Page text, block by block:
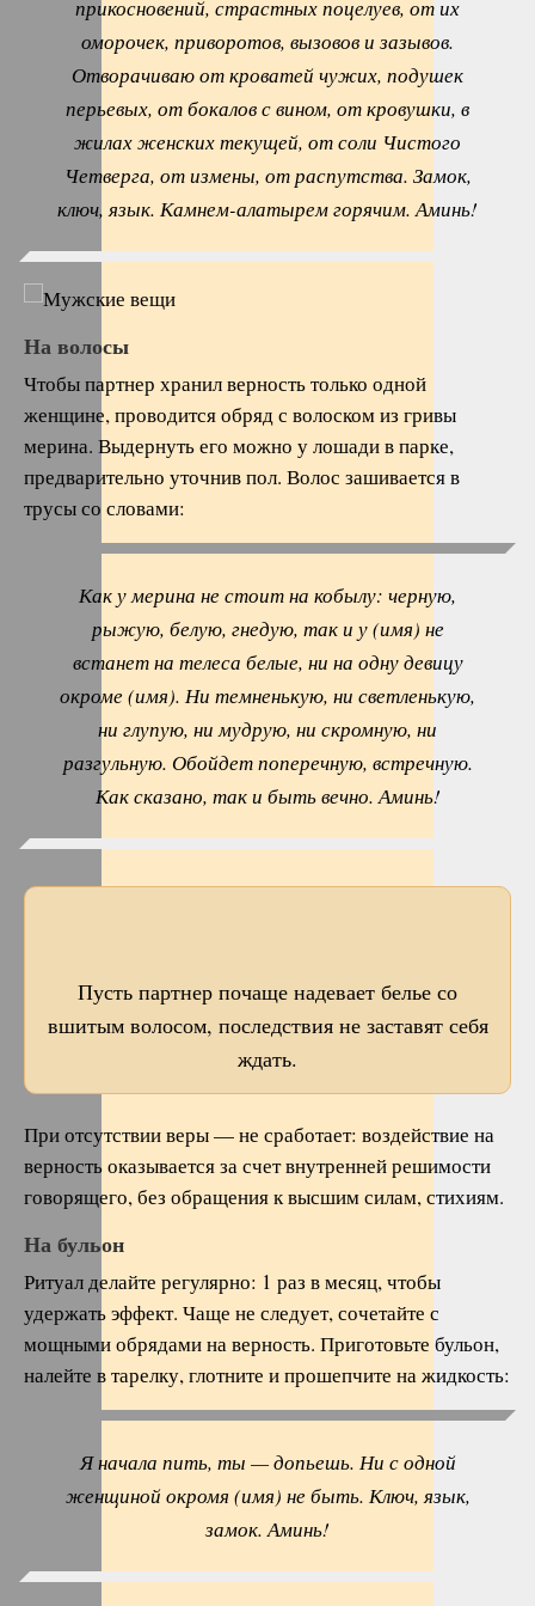
прикосновений, страстных поцелуев, от их
оморочек, приворотов, вызовов и зазывов.
Отворачиваю от кроватей чужих, подушек
перьевых, от бокалов с вином, от кровушки, в
жилах женских текущей, от соли Чистого
Четверга, от измены, от распутства. Замок,
ключ, язык. Камнем-алатырем горячим. Аминь!
На волосы
Чтобы партнер хранил верность только одной
женщине, проводится обряд с волоском из гривы
мерина. Выдернуть его можно у лошади в парке,
предварительно уточнив пол. Волос зашивается в
трусы со словами:
Как у мерина не стоит на кобылу: черную,
рыжую, белую, гнедую, так и у (имя) не
встанет на телеса белые, ни на одну девицу
окроме (имя). Ни темненькую, ни светленькую,
ни глупую, ни мудрую, ни скромную, ни
разгульную. Обойдет поперечную, встречную.
Как сказано, так и быть вечно. Аминь!
Пусть партнер почаще надевает белье со
вшитым волосом, последствия не заставят себя
ждать.
При отсутствии веры — не сработает: воздействие на
верность оказывается за счет внутренней решимости
говорящего, без обращения к высшим силам, стихиям.
На бульон
Ритуал делайте регулярно: 1 раз в месяц, чтобы
удержать эффект. Чаще не следует, сочетайте с
мощными обрядами на верность. Приготовьте бульон,
налейте в тарелку, глотните и прошепчите на жидкость:
Я начала пить, ты — допьешь. Ни с одной
женщиной окромя (имя) не быть. Ключ, язык,
замок. Аминь!